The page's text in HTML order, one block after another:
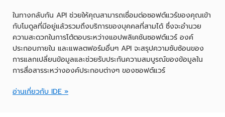
ในทางกลับกัน API ช่วยให้คุณสามารถเชื่อมต่อซอฟต์แวร์ของคุณเข้า
กับโมดูลที่มีอยู่แล้วรวมถึงบริการของบุคคลที่สามได้ ซึ่งจะอำนวย
ความสะดวกในการโต้ตอบระหว่างแอปพลิเคชันซอฟต์แวร์ องค์
ประกอบภายใน และแพลตฟอร์มอื่นๆ API จะสรุปความซับซ้อนของ
การแลกเปลี่ยนข้อมูลและช่วยรับประกันความสมบูรณ์ของข้อมูลใน
การสื่อสารระหว่างองค์ประกอบต่างๆ ของซอฟต์แวร์
อ่านเกี่ยวกับ IDE »